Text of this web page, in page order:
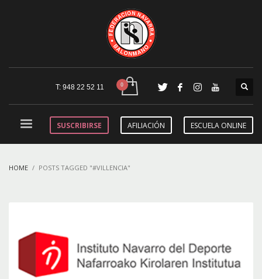
T: 948 22 52 11
SUSCRIBIRSE AFILIACIÓN ESCUELA ONLINE
HOME POSTS TAGGED "#VILLENCIA"